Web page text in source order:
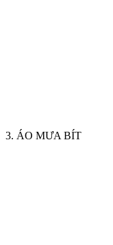
3. ÁO MƯA BÍT